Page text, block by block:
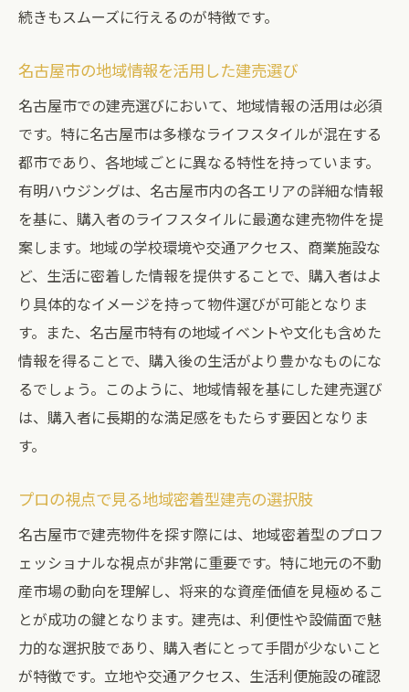
続きもスムーズに行えるのが特徴です。
名古屋市の地域情報を活用した建売選び
名古屋市での建売選びにおいて、地域情報の活用は必須
です。特に名古屋市は多様なライフスタイルが混在する
都市であり、各地域ごとに異なる特性を持っています。
有明ハウジングは、名古屋市内の各エリアの詳細な情報
を基に、購入者のライフスタイルに最適な建売物件を提
案します。地域の学校環境や交通アクセス、商業施設な
ど、生活に密着した情報を提供することで、購入者はよ
り具体的なイメージを持って物件選びが可能となりま
す。また、名古屋市特有の地域イベントや文化も含めた
情報を得ることで、購入後の生活がより豊かなものにな
るでしょう。このように、地域情報を基にした建売選び
は、購入者に長期的な満足感をもたらす要因となりま
す。
プロの視点で見る地域密着型建売の選択肢
名古屋市で建売物件を探す際には、地域密着型のプロフ
ェッショナルな視点が非常に重要です。特に地元の不動
産市場の動向を理解し、将来的な資産価値を見極めるこ
とが成功の鍵となります。建売は、利便性や設備面で魅
力的な選択肢であり、購入者にとって手間が少ないこと
が特徴です。立地や交通アクセス、生活利便施設の確認